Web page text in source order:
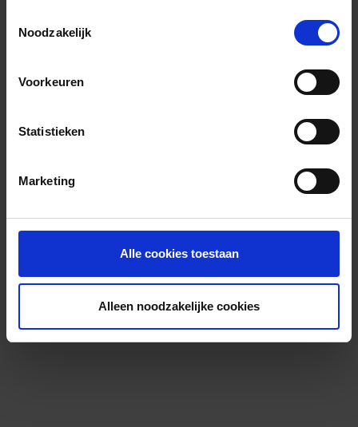
Noodzakelijk
Voorkeuren
Statistieken
Marketing
Alle cookies toestaan
Alleen noodzakelijke cookies